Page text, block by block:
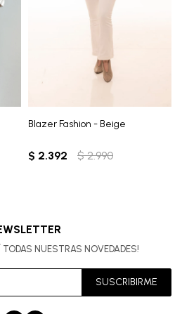
Blazer Fashion - Beige
$ 2.392 $ 2.990
TODAS NUESTRAS NOVEDADES!
SUSCRIBIRME